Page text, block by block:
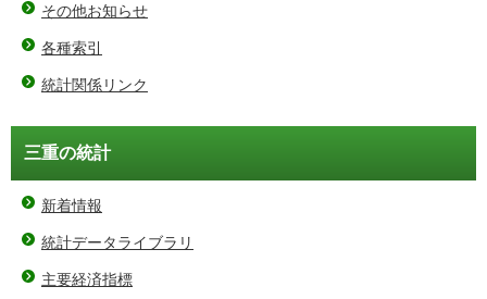
その他お知らせ
各種索引
統計関係リンク
三重の統計
新着情報
統計データライブラリ
主要経済指標